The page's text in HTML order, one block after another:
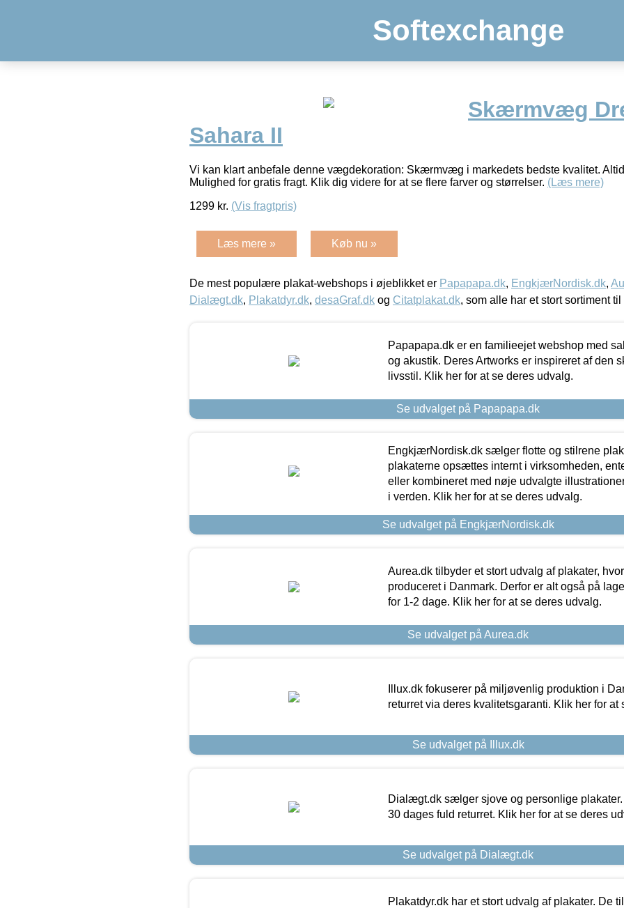
Softexchange
Skærmvæg
Sahara II
Vi kan klart anbefale denne vægdekoration: Skærmvæg i markedets bedste kvalitet.
Mulighed for gratis fragt. Klik dig videre for at se flere farver og størrelser. (Læs mere)
1299 kr. (Vis fragtpris)
Læs mere » Køb nu »
De mest populære plakat-webshops i øjeblikket er Papapapa.dk, EngkjærNordisk.dk,
Dialægt.dk, Plakatdyr.dk, desaGraf.dk og Citatplakat.dk, som alle har et stort sortiment til
Papapapa.dk er en familieejet webshop med
og akustik. Deres Artworks er inspireret af den
livsstil. Klik her for at se deres udvalg.
Se udvalget på Papapapa.dk
EngkjærNordisk.dk sælger flotte og stilrene
plakaterne opsættes internt i virksomheden,
eller kombineret med nøje udvalgte
i verden. Klik her for at se deres udvalg.
Se udvalget på EngkjærNordisk.dk
Aurea.dk tilbyder et stort udvalg af plakater,
produceret i Danmark. Derfor er alt også på
for 1-2 dage. Klik her for at se deres udvalg.
Se udvalget på Aurea.dk
Illux.dk fokuserer på miljøvenlig produktion i
returret via deres kvalitetsgaranti. Klik her for at
Se udvalget på Illux.dk
Dialægt.dk sælger sjove og personlige
30 dages fuld returret. Klik her for at se deres
Se udvalget på Dialægt.dk
Plakatdyr.dk har et stort udvalg af plakater. De